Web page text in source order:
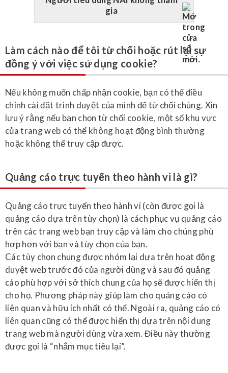
gia
Làm cách nào để tôi từ chối hoặc rút lại sự
đồng ý với việc sử dụng cookie?
Nếu không muốn chấp nhận cookie, bạn có thể điều
chỉnh cài đặt trình duyệt của mình để từ chối chúng. Xin
lưu ý rằng nếu bạn chọn từ chối cookie, một số khu vực
của trang web có thể không hoạt động bình thường
hoặc không thể truy cập được.
Quảng cáo trực tuyến theo hành vi là gì?
Quảng cáo trực tuyến theo hành vi (còn được gọi là
quảng cáo dựa trên tùy chọn) là cách phục vụ quảng cáo
trên các trang web bạn truy cập và làm cho chúng phù
hợp hơn với bạn và tùy chọn của bạn.
Các tùy chọn chung được nhóm lại dựa trên hoạt động
duyệt web trước đó của người dùng và sau đó quảng
cáo phù hợp với sở thích chung của họ sẽ được hiển thị
cho họ. Phương pháp này giúp làm cho quảng cáo có
liên quan và hữu ích nhất có thể. Ngoài ra, quảng cáo có
liên quan cũng có thể được hiển thị dựa trên nội dung
trang web mà người dùng vừa xem. Điều này thường
được gọi là “nhắm mục tiêu lại”.